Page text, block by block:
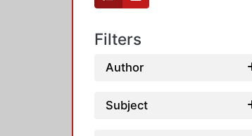
Filters
Author
Subject